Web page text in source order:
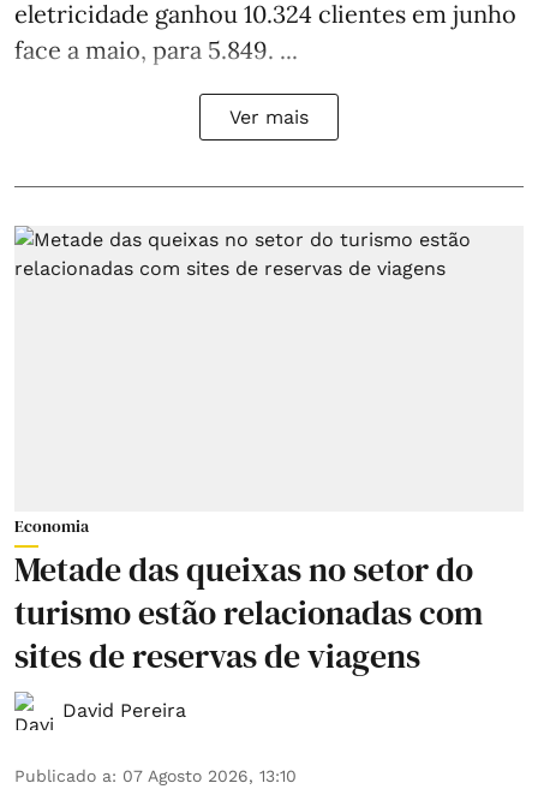
eletricidade ganhou 10.324 clientes em junho
face a maio, para 5.849. ...
Ver mais
Economia
Metade das queixas no setor do
turismo estão relacionadas com
sites de reservas de viagens
David Pereira
Publicado a: 07 Agosto 2026, 13:10